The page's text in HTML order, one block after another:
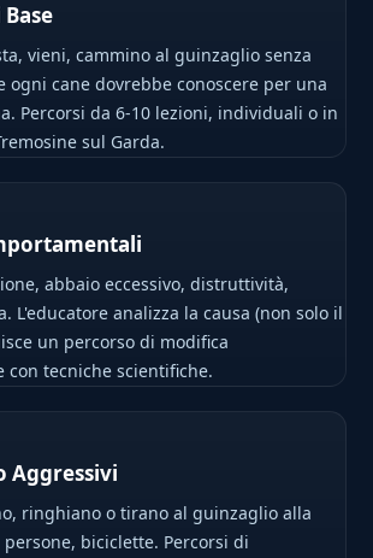
vieni, cammino al guinzaglio senza
ogni cane dovrebbe conoscere per una
Percorsi da 6-10 lezioni, individuali o in
sul Garda.
abbaio eccessivo, distruttività,
L'educatore analizza la causa (non solo il
un percorso di modifica
con tecniche scientifiche.
Aggressivi
ringhiano o tirano al guinzaglio alla
biciclette. Percorsi di